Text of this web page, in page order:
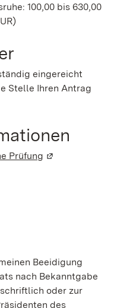
100,00 bis 630,00
eingereicht
Stelle Ihren Antrag
Prüfung (Wird in einem
Beeidigung
nach Bekanntgabe
oder zur
des